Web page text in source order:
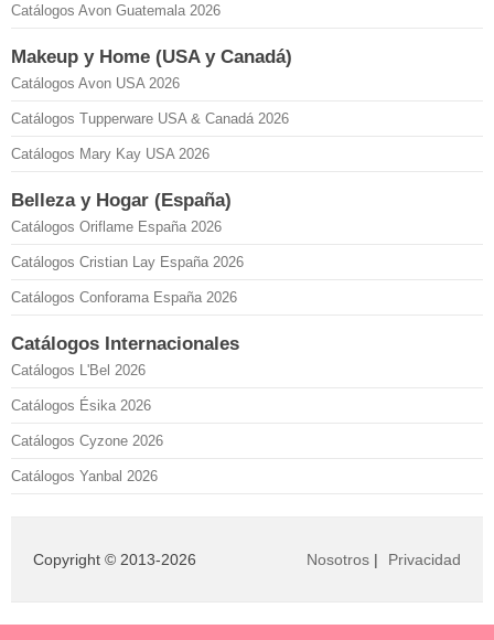
Catálogos Avon Guatemala 2026
Makeup y Home (USA y Canadá)
Catálogos Avon USA 2026
Catálogos Tupperware USA & Canadá 2026
Catálogos Mary Kay USA 2026
Belleza y Hogar (España)
Catálogos Oriflame España 2026
Catálogos Cristian Lay España 2026
Catálogos Conforama España 2026
Catálogos Internacionales
Catálogos L'Bel 2026
Catálogos Ésika 2026
Catálogos Cyzone 2026
Catálogos Yanbal 2026
Copyright © 2013-2026 Nosotros | Privacidad